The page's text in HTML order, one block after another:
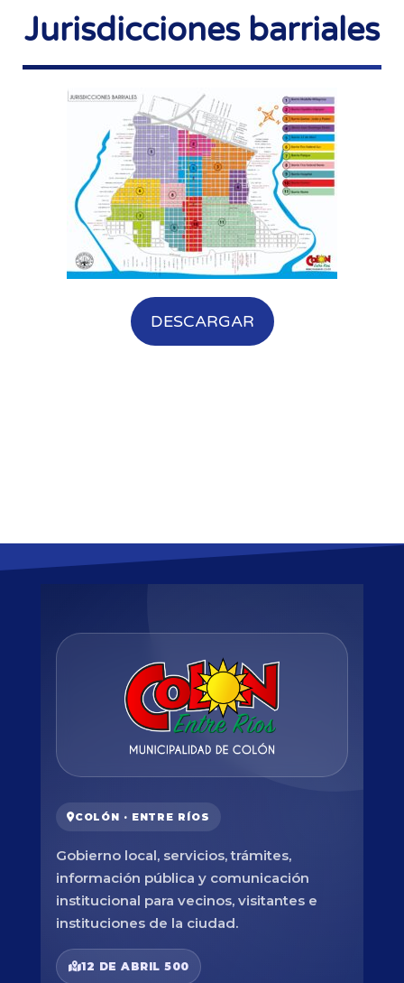
Jurisdicciones barriales
DESCARGAR
COLÓN · ENTRE RÍOS
Gobierno local, servicios, trámites,
información pública y comunicación
institucional para vecinos, visitantes e
instituciones de la ciudad.
12 DE ABRIL 500